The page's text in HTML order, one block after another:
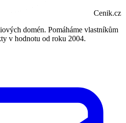
Cenik.cz
domén. Pomáháme vlastníkům
v hodnotu od roku 2004.